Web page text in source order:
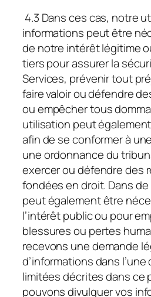
4.3 Dans ces cas, notre
informations peut être
de notre intérêt légitime
tiers pour assurer la
Services, prévenir tout
faire valoir ou défendre
ou empêcher tous
utilisation peut
afin de se conformer à
une ordonnance du
exercer ou défendre des
fondées en droit. Dans de
peut également être
l’intérêt public ou pour
blessures ou pertes
recevons une demande
d’informations dans
limitées décrites dans ce
pouvons divulguer vos